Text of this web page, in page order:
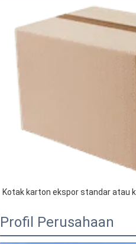
Kotak karton ekspor standar atau
Profil Perusahaan